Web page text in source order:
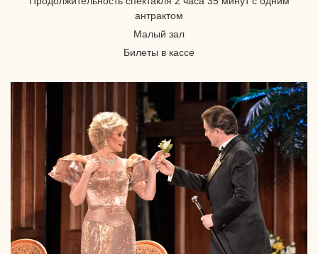
антрактом
Малый зал
Билеты в кассе